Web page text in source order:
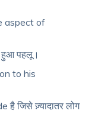
aspect of
हुआ पहलू।
to his
ज़्यादातर लोग